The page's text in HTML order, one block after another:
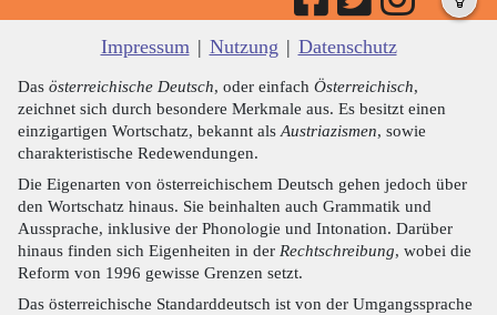
Impressum | Nutzung | Datenschutz
Das österreichische Deutsch, oder einfach Österreichisch,
zeichnet sich durch besondere Merkmale aus. Es besitzt einen
einzigartigen Wortschatz, bekannt alsAustriazismen, sowie
charakteristische Redewendungen.
Die Eigenarten von österreichischem Deutsch gehen jedoch über
den Wortschatz hinaus. Sie beinhalten auch Grammatik und
Aussprache, inklusive der Phonologie und Intonation. Darüber
hinaus finden sich Eigenheiten in der Rechtschreibung, wobei die
Reform von 1996 gewisse Grenzen setzt.
Das österreichische Standarddeutsch ist von der Umgangssprache